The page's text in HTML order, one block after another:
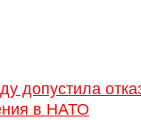
допустила
в НАТО